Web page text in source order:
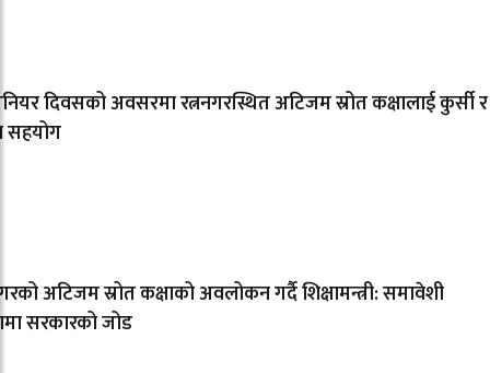
दिवसको अवसरमा रत्ननगरस्थित अटिजम स्रोत कक्षालाई कुर्सी र
अटिजम स्रोत कक्षाको अवलोकन गर्दै शिक्षामन्त्री: समावेशी
सरकारको जोड